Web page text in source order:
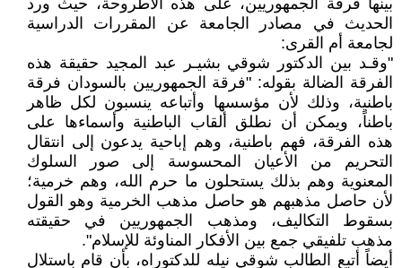
بينها فرقة الجمهوريين، على هذه الأطروحة، حيث ورد
الحديث في مصادر الجامعة عن المقررات الدراسية
لجامعة أم القرى:
"وقـد بين الدكتور شوقي بشيـر عبد المجيد حقيقة هذه
الفرقة الضالة بقوله: "فرقة الجمهوريين بالسودان فرقة
باطنية، وذلك لأن مؤسسها وأتباعه ينسبون لكل ظاهر
باطناً، ويمكن أن نطلق ألقاب الباطنية وأسماءها على
هذه الفرقة، فهم باطنية، وهم إباحية يدعون إلى انتقال
التحريم من الأعيان المحسوسة إلى صور السلوك
المعنوية وهم بذلك يستحلون ما حرم الله، وهم خرمية؛
لأن حاصل مذهبهم هو حاصل مذهب الخرمية وهو القول
بسقوط التكاليف، ومذهب الجمهوريين في حقيقته
مذهب تلفيقي جمع بين الأفكار المناوئة للإسلام".
أيضاً أتبع الطالب شوقي نيله للدكتوراه، بأن قام باستلال